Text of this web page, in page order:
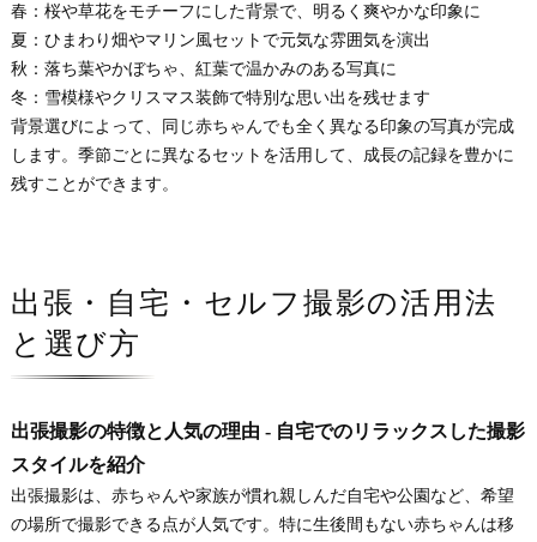
春：桜や草花をモチーフにした背景で、明るく爽やかな印象に
夏：ひまわり畑やマリン風セットで元気な雰囲気を演出
秋：落ち葉やかぼちゃ、紅葉で温かみのある写真に
冬：雪模様やクリスマス装飾で特別な思い出を残せます
背景選びによって、同じ赤ちゃんでも全く異なる印象の写真が完成
します。季節ごとに異なるセットを活用して、成長の記録を豊かに
残すことができます。
出張・自宅・セルフ撮影の活用法
と選び方
出張撮影の特徴と人気の理由 - 自宅でのリラックスした撮影
スタイルを紹介
出張撮影は、赤ちゃんや家族が慣れ親しんだ自宅や公園など、希望
の場所で撮影できる点が人気です。特に生後間もない赤ちゃんは移